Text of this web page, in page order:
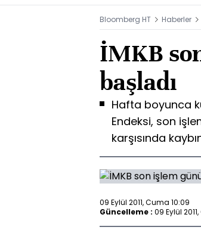
Bloomberg HT Haberler
İMKB
başladı
Hafta boyunca
Endeksi, son
karşısında
09 Eylül 2011, Cuma 10:09
Güncelleme : 09 Eylül